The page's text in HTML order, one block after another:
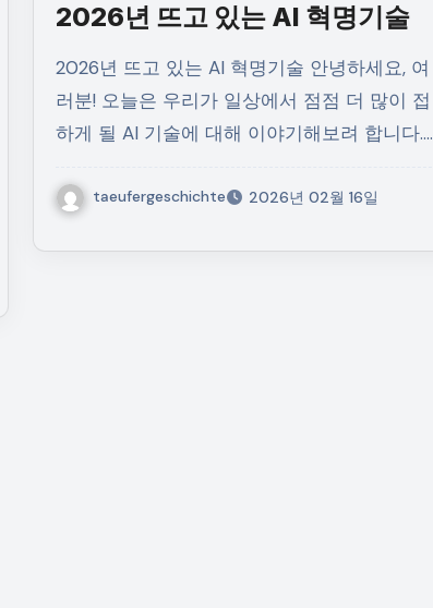
2026년 뜨고 있는 AI 혁명기술
2026년 뜨고 있는 AI 혁명기술 안녕하세요, 여
러분! 오늘은 우리가 일상에서 점점 더 많이 접
하게 될 AI 기술에 대해 이야기해보려 합니다.…
taeufergeschichte 2026년 02월 16일